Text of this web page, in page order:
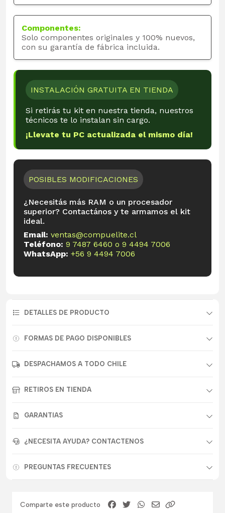
Componentes:
Solo componentes originales y 100% nuevos,
con su garantía de fábrica incluida.
INSTALACIÓN GRATUITA EN TIENDA
Si retirás tu kit en nuestra tienda, nuestros
técnicos te lo instalan sin cargo.
¡Llevate tu PC actualizada el mismo día!
POSIBLES MODIFICACIONES
¿Necesitás más RAM o un procesador
superior? Contactános y te armamos el kit
ideal.
Email: ventas@compuelite.cl
Teléfono: 9 7487 6460 o 9 4494 7006
WhatsApp: +56 9 4494 7006
DETALLES DE PRODUCTO
FORMAS DE PAGO DISPONIBLES
DESPACHAMOS A TODO CHILE
RETIROS EN TIENDA
GARANTIAS
¿NECESITA AYUDA? CONTACTENOS
PREGUNTAS FRECUENTES
Comparte este producto